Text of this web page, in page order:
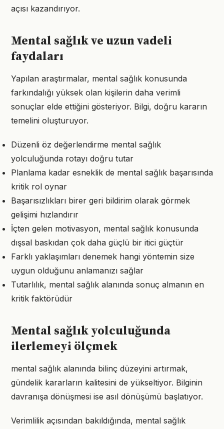
açısı kazandırıyor.
Mental sağlık ve uzun vadeli
faydaları
Yapılan araştırmalar, mental sağlık konusunda
farkındalığı yüksek olan kişilerin daha verimli
sonuçlar elde ettiğini gösteriyor. Bilgi, doğru kararın
temelini oluşturuyor.
Düzenli öz değerlendirme mental sağlık
yolculuğunda rotayı doğru tutar
Planlama kadar esneklik de mental sağlık başarısında
kritik rol oynar
Başarısızlıkları birer geri bildirim olarak görmek
gelişimi hızlandırır
İçten gelen motivasyon, mental sağlık konusunda
dışsal baskıdan çok daha güçlü bir itici güçtür
Farklı yaklaşımları denemek hangi yöntemin size
uygun olduğunu anlamanızı sağlar
Tutarlılık, mental sağlık alanında sonuç almanın en
kritik faktörüdür
Mental sağlık yolculuğunda
ilerlemeyi ölçmek
mental sağlık alanında bilinç düzeyini artırmak,
gündelik kararların kalitesini de yükseltiyor. Bilginin
davranışa dönüşmesi ise asıl dönüşümü başlatıyor.
Verimlilik açısından bakıldığında, mental sağlık